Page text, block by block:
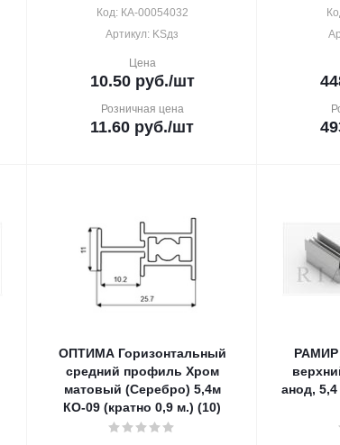
Код: КА-00054032
Артикул: KSдз
Цена
10.50руб./шт
Розничная цена
11.60 руб./шт
ОПТИМА Горизонтальный
средний профиль Хром
матовый (Серебро) 5,4м
КО-09 (кратно 0,9 м.) (10)
РАМИР
анод,